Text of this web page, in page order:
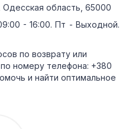
область, 65000
- 16:00. Пт - Выходной.
по возврату или
номеру телефона: +380
и найти оптимальное